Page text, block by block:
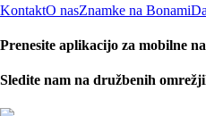
KontaktO nasZnamke na Bonami
Prenesite aplikacijo za mobilne
Sledite nam na družbenih